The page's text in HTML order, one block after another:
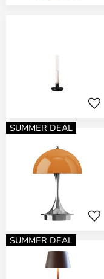
SUMMER DEAL
SUMMER DEAL